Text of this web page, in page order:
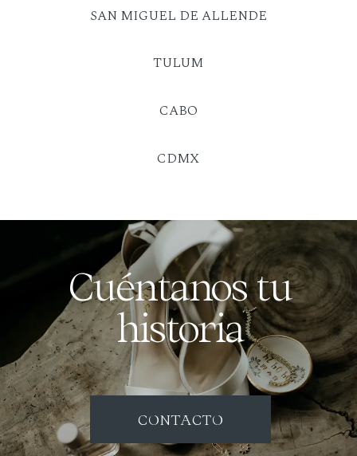
Cuéntanos tu
historia
SAN MIGUEL DE ALLENDE
TULUM
CABO
CONTACTO
CDMX